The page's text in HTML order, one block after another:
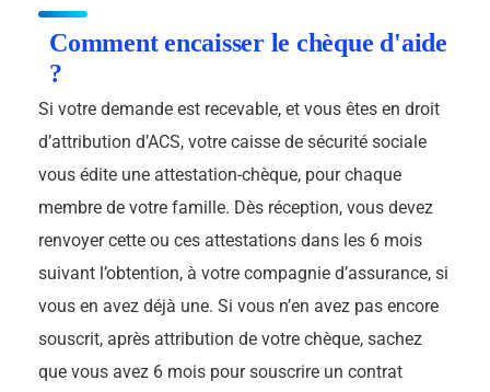
Comment encaisser le chèque d'aide
?
Si votre demande est recevable, et vous êtes en droit
d’attribution d’ACS, votre caisse de sécurité sociale
vous édite une attestation-chèque, pour chaque
membre de votre famille. Dès réception, vous devez
renvoyer cette ou ces attestations dans les 6 mois
suivant l’obtention, à votre compagnie d’assurance, si
vous en avez déjà une. Si vous n’en avez pas encore
souscrit, après attribution de votre chèque, sachez
que vous avez 6 mois pour souscrire un contrat